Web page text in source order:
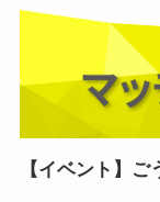
【イベント】